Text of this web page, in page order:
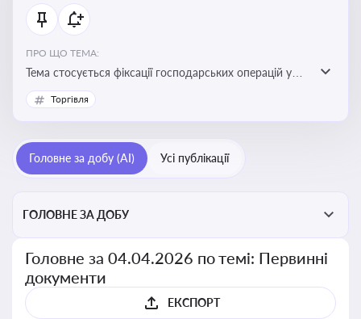
ПРО ЩО ТЕМА:
Тема стосується фіксації господарських операцій у
бухгалтерському обліку та є основою для
податкового обліку
Торгівля
Головне за добу (AI) Усі публікації
ГОЛОВНЕ ЗА ДОБУ
Головне за 04.04.2026 по темі: Первинні
документи
ЕКСПОРТ